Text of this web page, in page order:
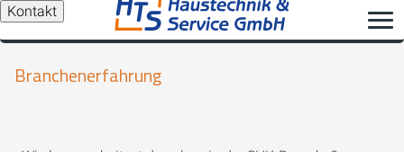
Kontakt
Branchenerfahrung